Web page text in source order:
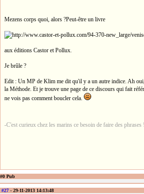
Mezens corps quoi, alors ?Peut-être un livre
aux éditions Castor et Pollux.
Je brûle ?
Edit : Un MP de Klim me dit qu'il y a un autre indice. Ah
la Méthode. Et je trouve une page de ce discours qui fait
ne vois pas comment boucler cela.
-C'est curieux chez les marins ce besoin de faire des phrases !
#0 Pub
#27 - 29-11-2013 14:13:48